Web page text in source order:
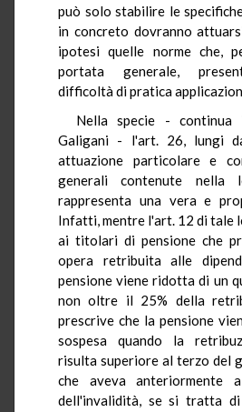
può solo stabilire le
in concreto dovranno
ipotesi quelle norme che,
portata generale,
difficoltà di pratica
Nella specie -
Galigani - l'art. 26, lungi
attuazione particolare e
generali contenute nella
rappresenta una vera e
Infatti, mentre l'art. 12 di tale
ai titolari di pensione che
opera retribuita alle
pensione viene ridotta di un
non oltre il 25% della
prescrive che la pensione
sospesa quando la
risulta superiore al terzo del
che aveva anteriormente
dell'invalidità, se si tratta